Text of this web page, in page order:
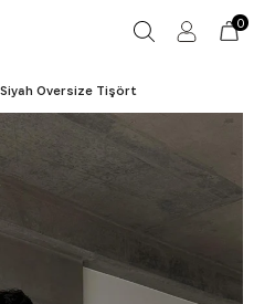
0
Siyah Oversize Tişört